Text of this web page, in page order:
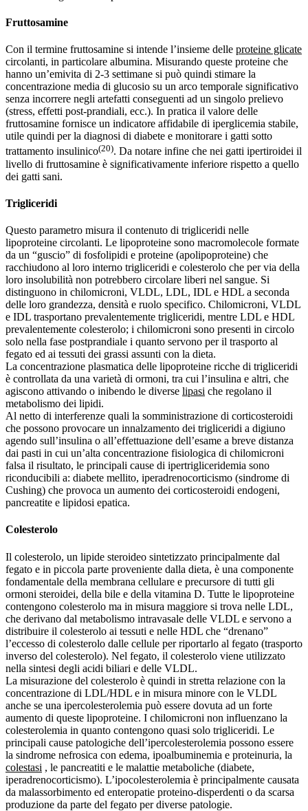
Fruttosamine
Con il termine fruttosamine si intende l’insieme delle proteine glicate
circolanti, in particolare albumina. Misurando queste proteine che
hanno un’emivita di 2-3 settimane si può quindi stimare la
concentrazione media di glucosio su un arco temporale significativo
senza incorrere negli artefatti conseguenti ad un singolo prelievo
(stress, effetti post-prandiali, ecc.). In pratica il valore delle
fruttosamine fornisce un indicatore affidabile di iperglicemia stabile,
utile quindi per la diagnosi di diabete e monitorare i gatti sotto
trattamento insulinico(20). Da notare infine che nei gatti ipertiroidei il
livello di fruttosamine è significativamente inferiore rispetto a quello
dei gatti sani.
Trigliceridi
Questo parametro misura il contenuto di trigliceridi nelle
lipoproteine circolanti. Le lipoproteine sono macromolecole formate
da un “guscio” di fosfolipidi e proteine (apolipoproteine) che
racchiudono al loro interno trigliceridi e colesterolo che per via della
loro insolubilità non potrebbero circolare liberi nel sangue. Si
distinguono in chilomicroni, VLDL, LDL, IDL e HDL a seconda
delle loro grandezza, densità e ruolo specifico. Chilomicroni, VLDL
e IDL trasportano prevalentemente trigliceridi, mentre LDL e HDL
prevalentemente colesterolo; i chilomicroni sono presenti in circolo
solo nella fase postprandiale i quanto servono per il trasporto al
fegato ed ai tessuti dei grassi assunti con la dieta.
La concentrazione plasmatica delle lipoproteine ricche di trigliceridi
è controllata da una varietà di ormoni, tra cui l’insulina e altri, che
agiscono attivando o inibendo le diverse lipasi che regolano il
metabolismo dei lipidi.
Al netto di interferenze quali la somministrazione di corticosteroidi
che possono provocare un innalzamento dei trigliceridi a digiuno
agendo sull’insulina o all’effettuazione dell’esame a breve distanza
dai pasti in cui un’alta concentrazione fisiologica di chilomicroni
falsa il risultato, le principali cause di ipertrigliceridemia sono
riconducibili a: diabete mellito, iperadrenocorticismo (sindrome di
Cushing) che provoca un aumento dei corticosteroidi endogeni,
pancreatite e lipidosi epatica.
Colesterolo
Il colesterolo, un lipide steroideo sintetizzato principalmente dal
fegato e in piccola parte proveniente dalla dieta, è una componente
fondamentale della membrana cellulare e precursore di tutti gli
ormoni steroidei, della bile e della vitamina D. Tutte le lipoproteine
contengono colesterolo ma in misura maggiore si trova nelle LDL,
che derivano dal metabolismo intravasale delle VLDL e servono a
distribuire il colesterolo ai tessuti e nelle HDL che “drenano”
l’eccesso di colesterolo dalle cellule per riportarlo al fegato (trasporto
inverso del colesterolo). Nel fegato, il colesterolo viene utilizzato
nella sintesi degli acidi biliari e delle VLDL.
La misurazione del colesterolo è quindi in stretta relazione con la
concentrazione di LDL/HDL e in misura minore con le VLDL
anche se una ipercolesterolemia può essere dovuta ad un forte
aumento di queste lipoproteine. I chilomicroni non influenzano la
colesterolemia in quanto contengono quasi solo trigliceridi. Le
principali cause patologiche dell’ipercolesterolemia possono essere
la sindrome nefrosica con edema, ipoalbuminemia e proteinuria, la
colestasi , le pancreatiti e le malattie metaboliche (diabete,
iperadrenocorticismo). L’ipocolesterolemia è principalmente causata
da malassorbimento ed enteropatie proteino-disperdenti o da scarsa
produzione da parte del fegato per diverse patologie.